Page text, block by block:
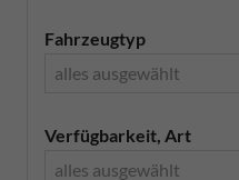
Fahrzeugtyp
alles ausgewählt
Verfügbarkeit, Art
alles ausgewählt